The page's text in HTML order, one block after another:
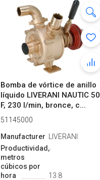
Bomba de vórtice de anillo
líquido LIVERANI NAUTIC 50
F, 230 l/min, bronce, c...
51145000
ManufactureroLIVERANI
Productividad,
metros
cúbicos por
hora
13.8